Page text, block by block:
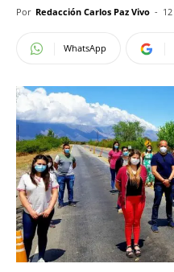
Por Redacción Carlos Paz Vivo -
WhatsApp